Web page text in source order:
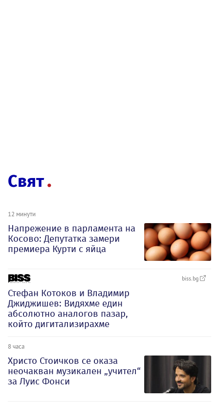
Свят
12 минути
Напрежение в парламента на
Косово: Депутатка замери
премиера Курти с яйца
biss.bg
Стефан Котоков и Владимир
Джиджишев: Видяхме един
абсолютно аналогов пазар,
който дигитализирахме
8 часа
Христо Стоичков се оказа
неочакван музикален „учител“
за Луис Фонси